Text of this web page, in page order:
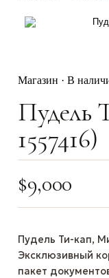
Магазин · В
Пудель
1557416)
$9,000
Пудель Ти-кап,
Эксклюзивный
пакет